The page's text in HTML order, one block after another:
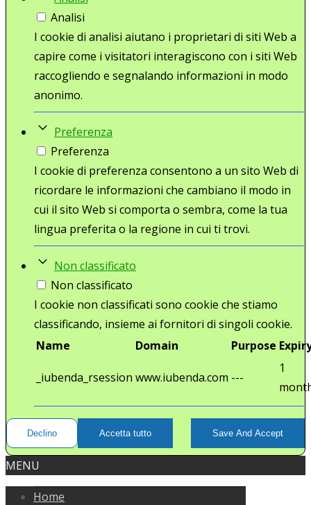
Analisi
I cookie di analisi aiutano i proprietari di siti Web a
capire come i visitatori interagiscono con i siti Web
raccogliendo e segnalando informazioni in modo
anonimo.
Preferenza
Preferenza
I cookie di preferenza consentono a un sito Web di
ricordare le informazioni che cambiano il modo in
cui il sito Web si comporta o sembra, come la tua
lingua preferita o la regione in cui ti trovi.
Non classificato
Non classificato
I cookie non classificati sono cookie che stiamo
classificando, insieme ai fornitori di singoli cookie.
Name
Domain Purpose
_iubenda_rsession www.iubenda.com ---
1
Declino Accetta tutto Save And Accept
MENU
Home